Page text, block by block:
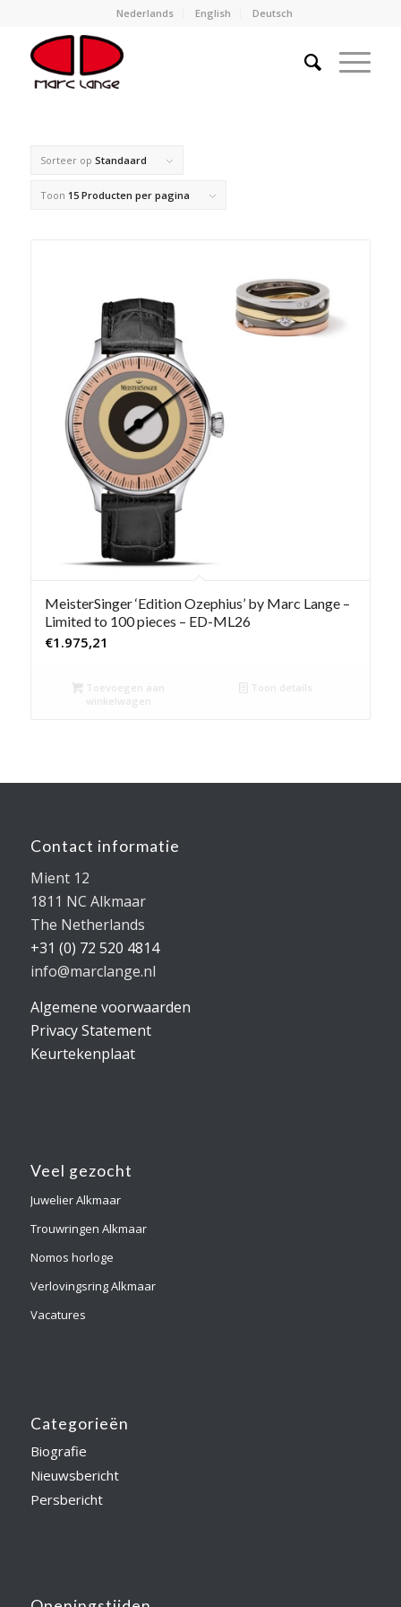
Nederlands English Deutsch
Sorteer op Standaard
Toon 15 Producten per pagina
MeisterSinger ‘Edition Ozephius’ by Marc Lange –
Limited to 100 pieces – ED-ML26
€1.975,21
Toevoegen aan
winkelwagen
Toon details
Contact informatie
Mient 12
1811 NC Alkmaar
The Netherlands
+31 (0) 72 520 4814
info@marclange.nl
Algemene voorwaarden
Privacy Statement
Keurtekenplaat
Veel gezocht
Juwelier Alkmaar
Trouwringen Alkmaar
Nomos horloge
Verlovingsring Alkmaar
Vacatures
Categorieën
Biografie
Nieuwsbericht
Persbericht